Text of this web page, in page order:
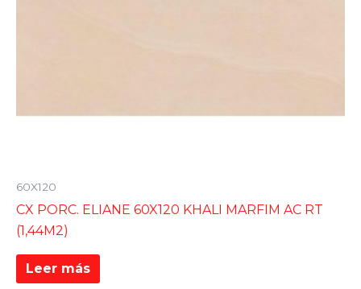
60X120
CX PORC. ELIANE 60X120 KHALI MARFIM AC RT
(1,44M2)
Leer más